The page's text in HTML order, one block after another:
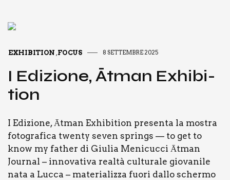
EXHIBITION ,FOCUS 8 SETTEMBRE 2025
I Edi­zio­ne, Ātman Exhi­bi­
tion
I Edi­zio­ne, Ātman Exhi­bi­tion pre­sen­ta la mostra
foto­gra­fi­ca twen­ty seven springs — to get to
know my father di Giu­lia Meni­cuc­ci Ātman
Jour­nal – inno­va­ti­va real­tà cul­tu­ra­le gio­va­ni­le
nata a Luc­ca – mate­ria­liz­za fuo­ri dal­lo scher­mo